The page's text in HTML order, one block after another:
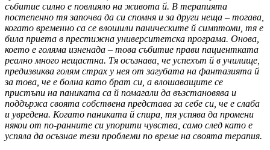
събитие силно е повлияло на живота й. В терапията
постепенно тя започва да си спомня и за други неща – тогава,
когато временно са се влошили паническите й симптоми, тя е
била приета в престижна университетска програма. Онова,
което е голяма изненада – това събитие прави пациентката
реално много нещастна. Тя осъзнава, че успехът й в училище,
предизвиква голям страх у нея от загубата на фантазията й
за това, че е болна като брат си, а влошаващите се
пристъпи на паниката са й помагали да възстановява и
поддържа своята собствена представа за себе си, че е слаба
и увредена. Когато паниката й спира, тя успява да промени
някои от по-ранните си упорити чувства, само след като е
успяла да осъзнае тези проблеми по време на своята терапия.